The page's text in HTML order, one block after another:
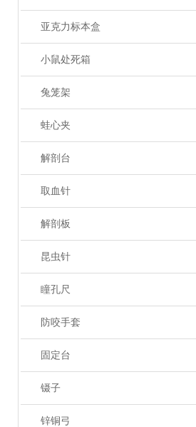
亚克力标本盒
小鼠处死箱
兔笼架
蛙心夹
解剖台
取血针
解剖板
昆虫针
瞳孔尺
防咬手套
固定台
镊子
锌铜弓